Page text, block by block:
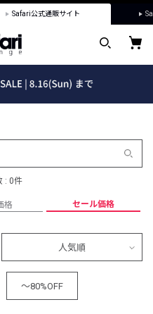
Safari公式通販サイト
: 0件
格 セール価格
人気順
～80%OFF